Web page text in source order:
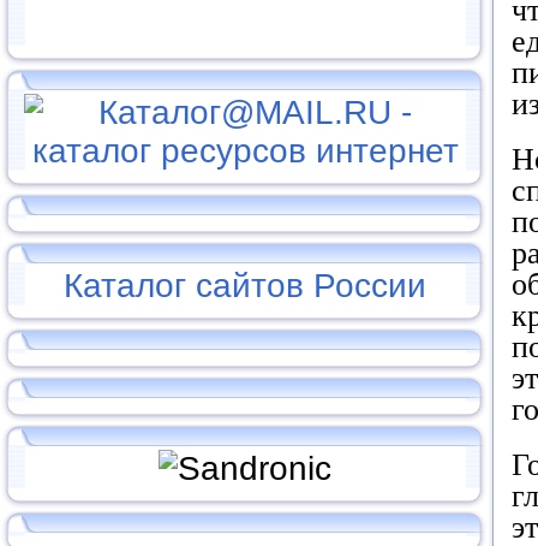
Каталог сайтов России